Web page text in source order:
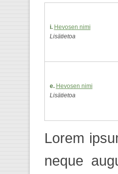
i. Hevosen nimi
Lisätietoa
e. Hevosen nimi
Lisätietoa
Lorem
neque